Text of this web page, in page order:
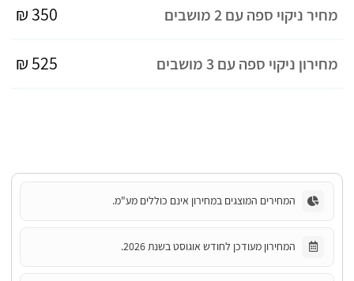
מחיר ניקוי ספה עם 2 מושבים 350 ₪
מחירון ניקוי ספה עם 3 מושבים 525 ₪
המחירים המוצגים במחירון אינם כוללים מע"מ.
המחירון מעודכן לחודש אוגוסט בשנת 2026.